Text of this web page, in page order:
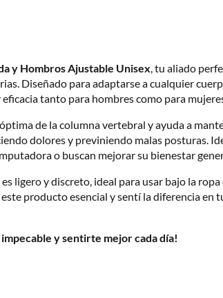
y Hombros Ajustable Unisex, tu aliado
Diseñado para adaptarse a cualquier
tanto para hombres como para
de la columna vertebral y ayuda a
dolores y previniendo malas posturas.
o buscan mejorar su bienestar
ligero y discreto, ideal para usar bajo la
producto esencial y sentí la diferencia en
y sentirte mejor cada día!